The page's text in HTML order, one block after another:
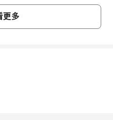
佳时间是什么时候，才
？
得最如画的岘港体验。
游客可以看到哪些具体的
能饱览岘港美轮美奂的灯光地
更多
游值得游客体验吗？